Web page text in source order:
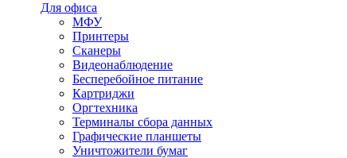
Для офиса
МФУ
Принтеры
Сканеры
Видеонаблюдение
Бесперебойное питание
Картриджи
Оргтехника
Терминалы сбора данных
Графические планшеты
Уничтожители бумаг